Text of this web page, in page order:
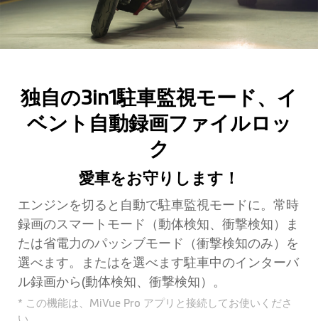
独自の3in1駐車監視モード、イ
ベント自動録画ファイルロッ
ク
愛車をお守りします！
エンジンを切ると自動で駐車監視モードに。常時
録画のスマートモード（動体検知、衝撃検知）ま
たは省電力のパッシブモード（衝撃検知のみ）を
選べます。またはを選べます駐車中のインターバ
ル録画から(動体検知、衝撃検知）。
* この機能は、MiVue Pro アプリと接続してお使いくださ
い